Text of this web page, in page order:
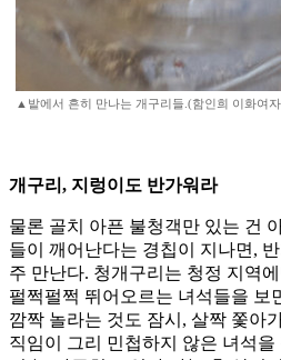
▲밭에서 흔히 만나는 개구리들.(함인희 이화여
개구리, 지렁이도 반가워라
물론 골치 아픈 불청객만 있는 건
들이 깨어난다는 경칩이 지나면,
주 만난다. 청개구리는 청정 지역
펄쩍펄쩍 뛰어오르는 녀석들을 보
깜짝 놀라는 것도 잠시, 살짝 쫓아
직임이 그리 민첩하지 않은 녀석